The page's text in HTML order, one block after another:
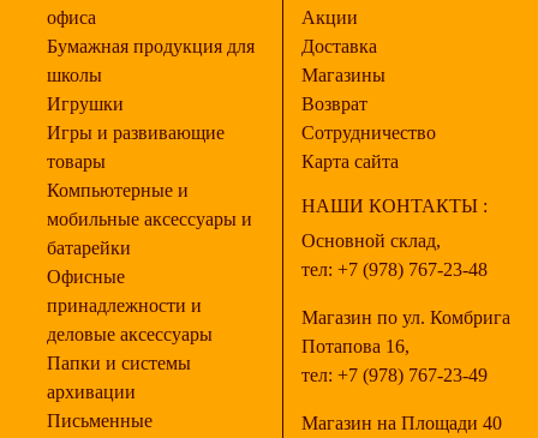
офиса
Бумажная продукция для
школы
Игрушки
Игры и развивающие
товары
Компьютерные и
мобильные аксессуары и
батарейки
Офисные
принадлежности и
деловые аксессуары
Папки и системы
архивации
Письменные
Акции
Доставка
Магазины
Возврат
Сотрудничество
Карта сайта
НАШИ КОНТАКТЫ :
Основной склад,
тел: +7 (978) 767-23-48
Магазин по ул. Комбрига
Потапова 16,
тел: +7 (978) 767-23-49
Магазин на Площади 40